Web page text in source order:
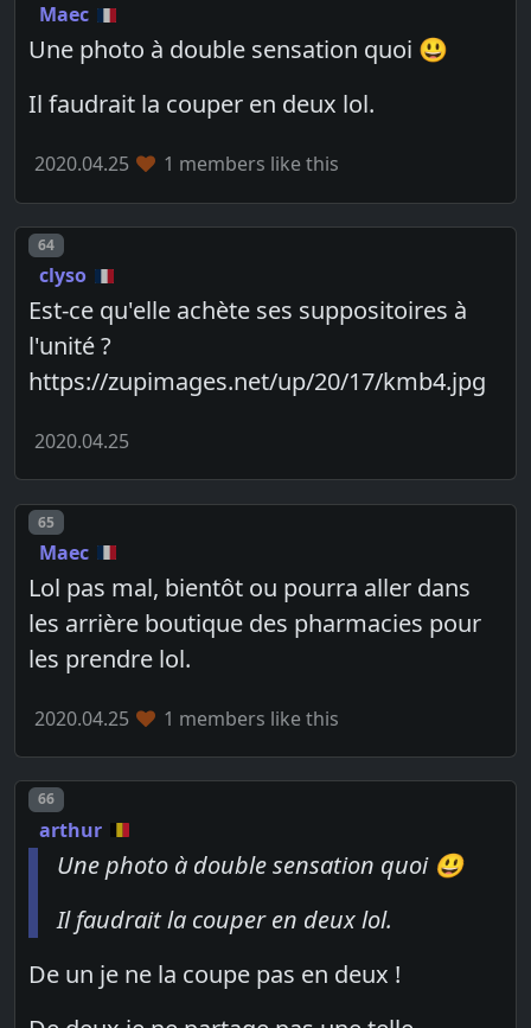
Maec
Une photo à double sensation quoi 😃
Il faudrait la couper en deux lol.
2020.04.25 1 members like this
Post number
64
clyso
Est-ce qu'elle achète ses suppositoires à
l'unité ?
https://zupimages.net/up/20/17/kmb4.jpg
2020.04.25
Post number
65
Maec
Lol pas mal, bientôt ou pourra aller dans
les arrière boutique des pharmacies pour
les prendre lol.
2020.04.25 1 members like this
Post number
66
arthur
Une photo à double sensation quoi 😃
Il faudrait la couper en deux lol.
De un je ne la coupe pas en deux !